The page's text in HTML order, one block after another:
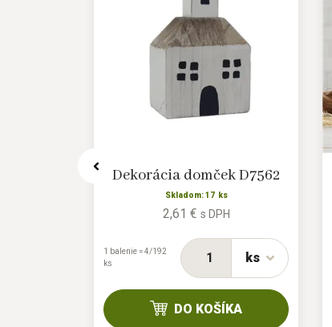
Dekorácia domček D7562
Skladom: 17 ks
2,61 € s DPH
ks
1 balenie = 4/192
ks
DO KOŠÍKA